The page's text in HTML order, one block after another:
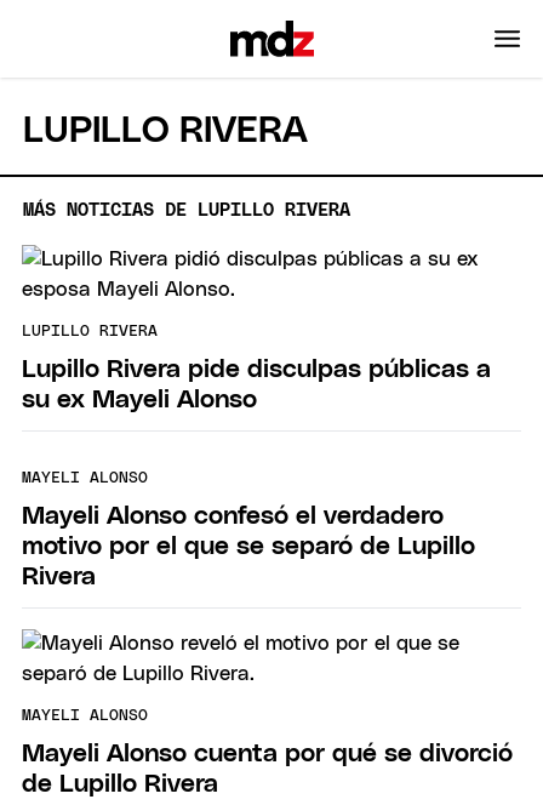
LUPILLO RIVERA
MÁS NOTICIAS DE LUPILLO RIVERA
LUPILLO RIVERA
Lupillo Rivera pide disculpas públicas a
su ex Mayeli Alonso
MAYELI ALONSO
Mayeli Alonso confesó el verdadero
motivo por el que se separó de Lupillo
Rivera
MAYELI ALONSO
Mayeli Alonso cuenta por qué se divorció
de Lupillo Rivera